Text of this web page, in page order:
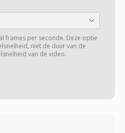
frames per seconde. Deze optie
niet de duur van de
van de video.